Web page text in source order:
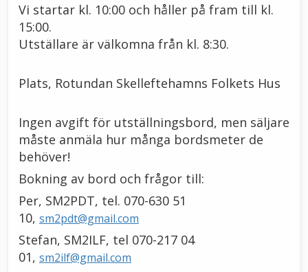
Vi startar kl. 10:00 och håller på fram till kl.
15:00.
Utställare är välkomna från kl. 8:30.
Plats, Rotundan Skelleftehamns Folkets Hus
Ingen avgift för utställningsbord, men säljare
måste anmäla hur många bordsmeter de
behöver!
Bokning av bord och frågor till:
Per, SM2PDT, tel. 070-630 51
10, sm2pdt@gmail.com
Stefan, SM2ILF, tel 070-217 04
01, sm2ilf@gmail.com